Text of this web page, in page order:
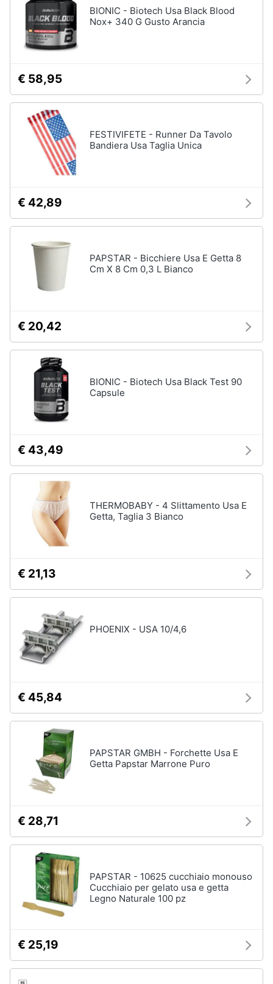
BIONIC - Biotech Usa Black Blood
Nox+ 340 G Gusto Arancia
€ 58,95
FESTIVIFETE - Runner Da Tavolo
Bandiera Usa Taglia Unica
€ 42,89
PAPSTAR - Bicchiere Usa E Getta 8
Cm X 8 Cm 0,3 L Bianco
€ 20,42
BIONIC - Biotech Usa Black Test 90
Capsule
€ 43,49
THERMOBABY - 4 Slittamento Usa E
Getta, Taglia 3 Bianco
€ 21,13
PHOENIX - USA 10/4,6
€ 45,84
PAPSTAR GMBH - Forchette Usa E
Getta Papstar Marrone Puro
€ 28,71
PAPSTAR - 10625 cucchiaio monouso
Cucchiaio per gelato usa e getta
Legno Naturale 100 pz
€ 25,19